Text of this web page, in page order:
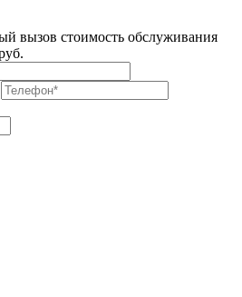
вызов стоимость обслуживания